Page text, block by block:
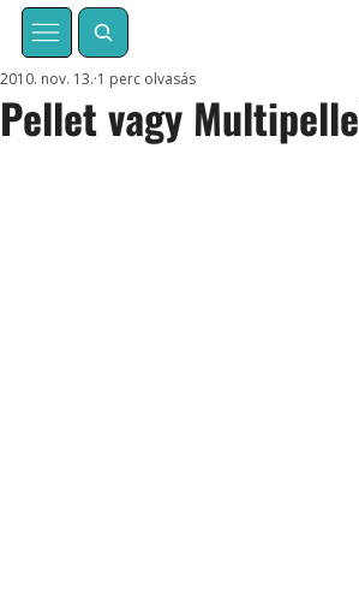
Pellet vagy
2010. nov. 13. 1 perc olvasás